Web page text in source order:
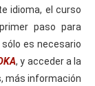
idioma, el curso
paso para
es necesario
, y acceder a la
más información